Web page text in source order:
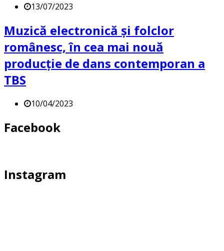
13/07/2023
Muzică electronică și folclor
românesc, în cea mai nouă
producție de dans contemporan a
TBS
10/04/2023
Facebook
Instagram